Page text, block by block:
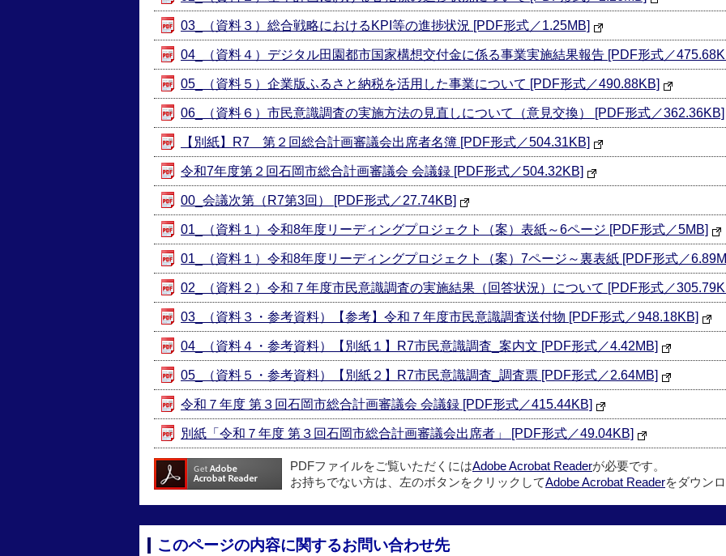
03_（資料３）総合戦略におけるKPI等の進捗状況 [PDF形式／1.25MB]
04_（資料４）デジタル田園都市国家構想交付金に係る事業実施結果報告 [PDF形式／
05_（資料５）企業版ふるさと納税を活用した事業について [PDF形式／490.88KB]
06_（資料６）市民意識調査の実施方法の見直しについて（意見交換） [PDF形式／362.36KB]
【別紙】R7 第２回総合計画審議会出席者名簿 [PDF形式／504.31KB]
令和7年度第２回石岡市総合計画審議会 会議録 [PDF形式／504.32KB]
00_会議次第（R7第3回） [PDF形式／27.74KB]
01_（資料１）令和8年度リーディングプロジェクト（案）表紙～6ページ [PDF形式／5MB]
01_（資料１）令和8年度リーディングプロジェクト（案）7ページ～裏表紙 [PDF形式／
02_（資料２）令和７年度市民意識調査の実施結果（回答状況）について [PDF形式／
03_（資料３・参考資料）【参考】令和７年度市民意識調査送付物 [PDF形式／948.18KB]
04_（資料４・参考資料）【別紙１】R7市民意識調査_案内文 [PDF形式／4.42MB]
05_（資料５・参考資料）【別紙２】R7市民意識調査_調査票 [PDF形式／2.64MB]
令和７年度 第３回石岡市総合計画審議会 会議録 [PDF形式／415.44KB]
別紙「令和７年度 第３回石岡市総合計画審議会出席者」 [PDF形式／49.04KB]
PDFファイルをご覧いただくにはAdobe Acrobat Readerが必要です。
お持ちでない方は、左のボタンをクリックしてAdobe Acrobat Readerをダウン
このページの内容に関するお問い合わせ先